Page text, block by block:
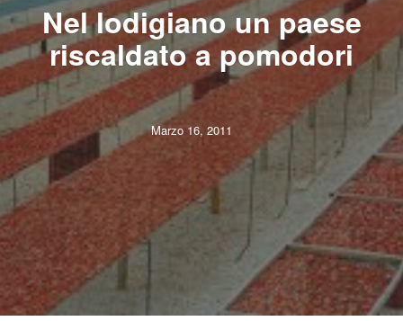
Nel lodigiano un paese
riscaldato a pomodori
Marzo 16, 2011